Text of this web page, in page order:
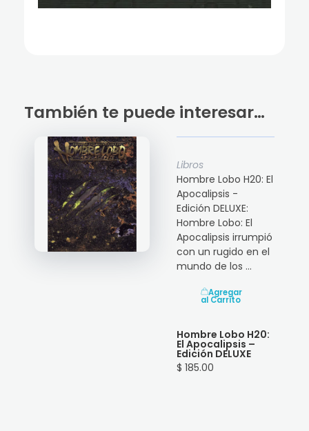
También te puede interesar…
Hombre Lobo H20:
El Apocalipsis –
Edición DELUXE
$ 185.00
Libros
Hombre Lobo H20: El
Apocalipsis -
Edición DELUXE:
Hombre Lobo: El
Apocalipsis irrumpió
con un rugido en el
mundo de los ...
Agregar
al Carrito